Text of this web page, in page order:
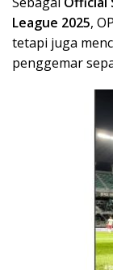
League 2025,
tetapi juga
penggemar